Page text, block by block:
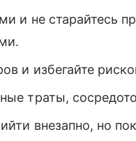
и не старайтесь
и избегайте
траты,
внезапно, но